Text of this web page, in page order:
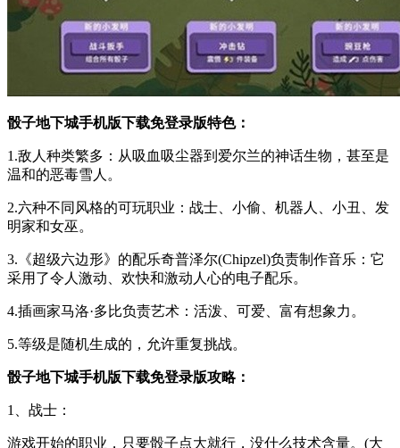
骰子地下城手机版下载免登录版特色：
1.敌人种类繁多：从吸血吸尘器到爱尔兰的神话生物，甚至是
温和的恶毒雪人。
2.六种不同风格的可玩职业：战士、小偷、机器人、小丑、发
明家和女巫。
3.《超级六边形》的配乐奇普泽尔(Chipzel)负责制作音乐：它
采用了令人激动、欢快和激动人心的电子配乐。
4.插画家马洛·多比负责艺术：活泼、可爱、富有想象力。
5.等级是随机生成的，允许重复挑战。
骰子地下城手机版下载免登录版攻略：
1、战士：
游戏开始的职业，只要骰子点大就行，没什么技术含量。(大